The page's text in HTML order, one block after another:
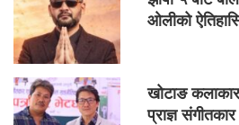
ओलीको
खोटाङ
प्राज्ञ